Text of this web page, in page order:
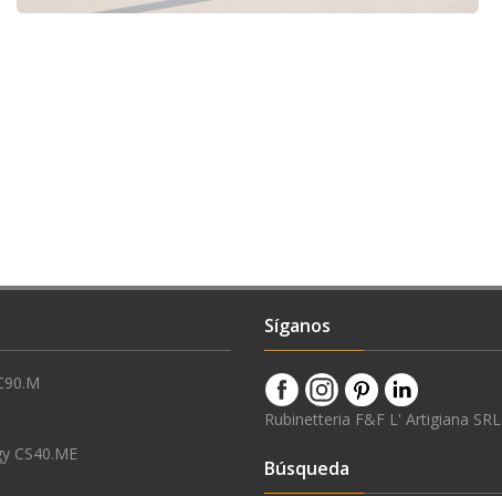
CS40.ME
Síganos
Rubinetteria F&F L' Artigiana SRL
Búsqueda